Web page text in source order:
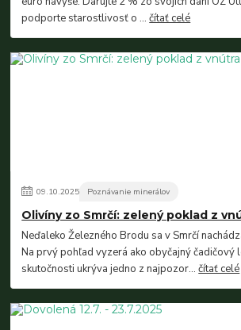
podporte starostlivosť o ...čítať celé
09.10.2025 Poznávanie minerálov
Olivíny zo Smrčí: zelený poklad z
Neďaleko Železného Brodu sa v Smrčí
Na prvý pohľad vyzerá ako obyčajný čadičový
skutočnosti ukrýva jedno z najpozor...čítať celé